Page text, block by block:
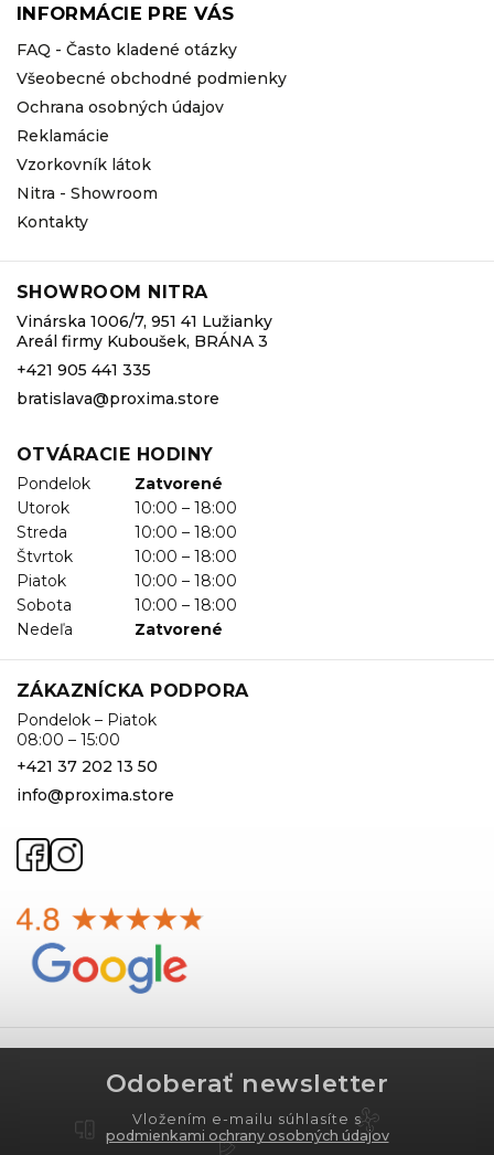
INFORMÁCIE PRE VÁS
FAQ - Často kladené otázky
Všeobecné obchodné podmienky
Ochrana osobných údajov
Reklamácie
Vzorkovník látok
Nitra - Showroom
Kontakty
SHOWROOM NITRA
Vinárska 1006/7, 951 41 Lužianky
Areál firmy Kuboušek, BRÁNA 3
+421 905 441 335
bratislava@proxima.store
OTVÁRACIE HODINY
Pondelok
Zatvorené
Utorok
10:00 – 18:00
Streda
10:00 – 18:00
Štvrtok
10:00 – 18:00
Piatok
10:00 – 18:00
Sobota
10:00 – 18:00
Nedeľa
Zatvorené
ZÁKAZNÍCKA PODPORA
Pondelok – Piatok
08:00 – 15:00
+421 37 202 13 50
info@proxima.store
Odoberať newsletter
Vložením e-mailu súhlasíte s
podmienkami ochrany osobných údajov